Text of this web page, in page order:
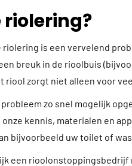
is een vervelend
breuk in de rioolbuis
zorgt niet alleen voor
zo snel mogelijk
onze kennis, materialen en
bijvoorbeeld uw toilet of
een rioolonstoppingsbedrijf